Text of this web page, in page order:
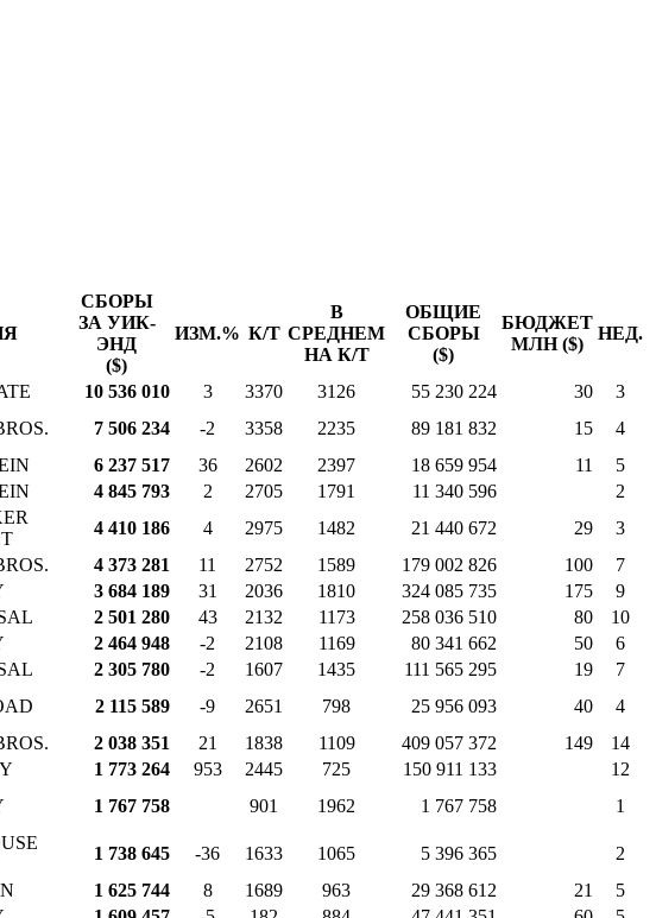
СБОРЫ
ЗА УИК-
ЭНД
($)
ИЗМ.% К/Т
В
СРЕДНЕМ
НА К/Т
ОБЩИЕ
СБОРЫ
($)
БЮДЖЕТ
МЛН ($)
НЕД.
10 536 010 3 3370 3126 55 230 224 30
3
7 506 234 -2 3358 2235 89 181 832 15
4
6 237 517 36 2602 2397 18 659 954 11
5
4 845 793 2 2705 1791 11 340 596
2
4 410 186 4 2975 1482 21 440 672 29
3
4 373 281 11 2752 1589 179 002 826 100
7
3 684 189 31 2036 1810 324 085 735 175
9
2 501 280 43 2132 1173 258 036 510 80
10
2 464 948 -2 2108 1169 80 341 662 50
6
2 305 780 -2 1607 1435 111 565 295 19
7
2 115 589 -9 2651 798 25 956 093 40
4
2 038 351 21 1838 1109 409 057 372 149
14
1 773 264 953 2445 725 150 911 133
12
1 767 758 901 1962 1 767 758 1
1 738 645 -36 1633 1065 5 396 365
2
1 625 744 8 1689 963 29 368 612 21
5